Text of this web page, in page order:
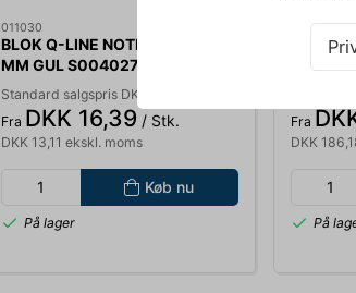
011030
BLOK Q-LINE NOTES 76 X 127
MM GUL S004027
Standard salgspris DKK 20,00
Fra DKK 16,39 / Stk.
DKK 13,11 ekskl. moms
Køb nu
På lager
020620
A4
Fra
DKK
På